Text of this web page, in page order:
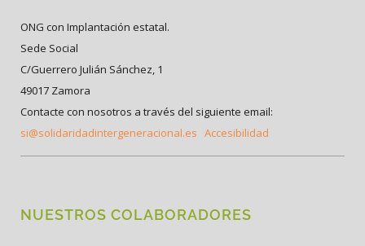
ONG con Implantación estatal.
Sede Social
C/Guerrero Julián Sánchez, 1
49017 Zamora
Contacte con nosotros a través del siguiente email:
si@solidaridadintergeneracional.es Accesibilidad
NUESTROS COLABORADORES